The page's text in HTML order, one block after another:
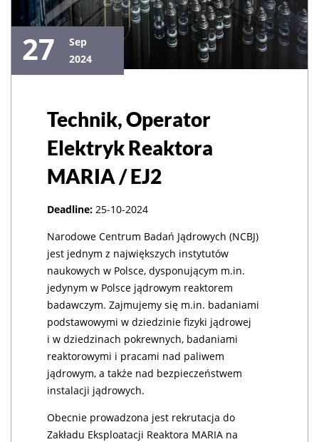
27
Sep
2024
Technik, Operator
Elektryk Reaktora
MARIA / EJ2
Deadline: 25-10-2024
Narodowe Centrum Badań Jądrowych (NCBJ)
jest jednym z największych instytutów
naukowych w Polsce, dysponującym m.in.
jedynym w Polsce jądrowym reaktorem
badawczym. Zajmujemy się m.in. badaniami
podstawowymi w dziedzinie fizyki jądrowej
i w dziedzinach pokrewnych, badaniami
reaktorowymi i pracami nad paliwem
jądrowym, a także nad bezpieczeństwem
instalacji jądrowych.
Obecnie prowadzona jest rekrutacja do
Zakładu Eksploatacji Reaktora MARIA na